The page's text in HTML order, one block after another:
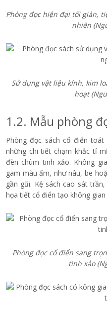
Phòng đọc hiện đại tối giản,
nhiên
Sử dụng vật liệu kính, kim
hoạt
1.2. Mẫu phòng
Phòng đọc sách cổ điển
những chi tiết chạm khắc tỉ
đèn chùm tinh xảo. Không
gam màu ấm, như nâu, be
gần gũi. Kệ sách cao sát
họa tiết cổ điển tạo không
Phòng đọc cổ điển sang
tinh xảo